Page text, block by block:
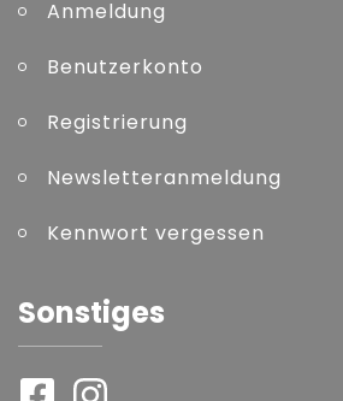
Anmeldung
Benutzerkonto
Registrierung
Newsletteranmeldung
Kennwort vergessen
Sonstiges